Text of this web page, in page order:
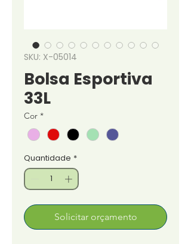
SKU: X-05014
Bolsa Esportiva
33L
Cor *
Quantidade *
Solicitar orçamento